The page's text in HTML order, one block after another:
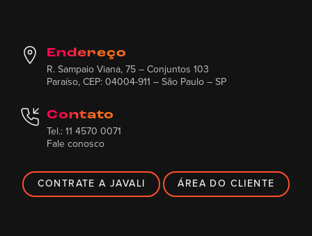
Endereço
R. Sampaio Viana, 75 – Conjuntos 103
Paraíso, CEP: 04004-911 – São Paulo – SP
Contato
Tel.: 11 4570 0071
Fale conosco
CONTRATE A JAVALI ÁREA DO CLIENTE